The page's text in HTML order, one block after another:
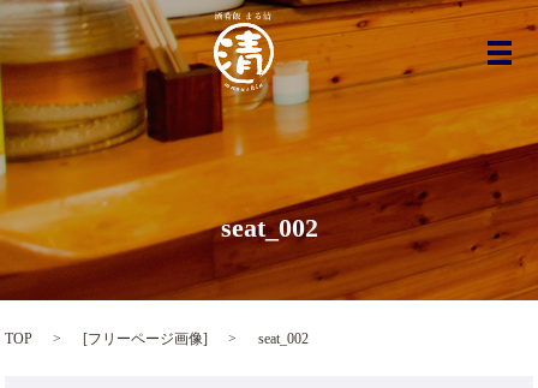
メ
seat_002
TOP [フリーページ画像] seat_002